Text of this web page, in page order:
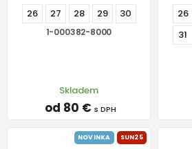
26 27 28 29 30
1-000382-8000
Skladem
od 80 € s DPH
26
31
NOVINKA SUN25